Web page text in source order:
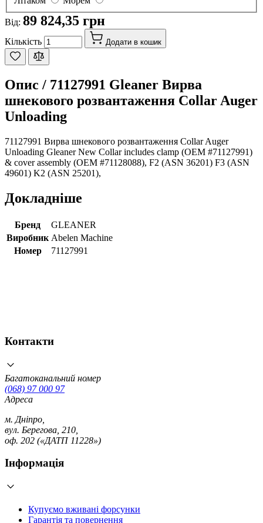
Від: 89 824,35 грн
Кількість Додати в кошик
Опис / 71127991 Gleaner Вирва
шнекового розвантаження Collar Auger
Unloading
71127991 Вирва шнекового розвантаження Collar Auger
Unloading Gleaner New Collar includes clamp (OEM #71127991)
& cover assembly (OEM #71128088), F2 (ASN 36201) F3 (ASN
49601) K2 (ASN 25201),
Докладніше
Бренд
GLEANER
Виробник Abelen Machine
Номер
71127991
Контакти
Багатоканальний номер
(068) 97 000 97
Адреса
м. Дніпро,
вул. Берегова, 210,
оф. 202 («ДАТП 11228»)
Інформація
Купуємо вживані форсунки
Гарантія та повернення